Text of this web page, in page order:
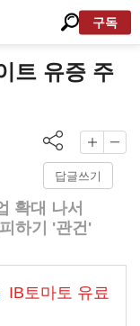
구독
트 유증 주
답글쓰기
확대 나서
하기 '관건'
IB토마토 유료